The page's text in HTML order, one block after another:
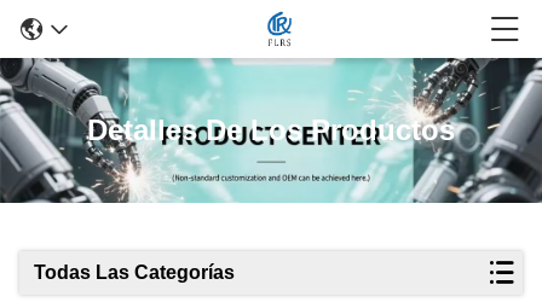
Detalles De Los Productos
Todas Las Categorías